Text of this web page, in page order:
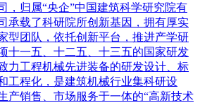
，归属“央企”中国建筑科学研究院有
承载了科研院所创新基因，拥有厚实
型团队，依托创新平台，推进产学研
十一五、十二五、十三五的国家研发
力工程机械先进装备的研发设计、标
工程化，是建筑机械行业集科研设
产销售、市场服务于一体的“高新技术